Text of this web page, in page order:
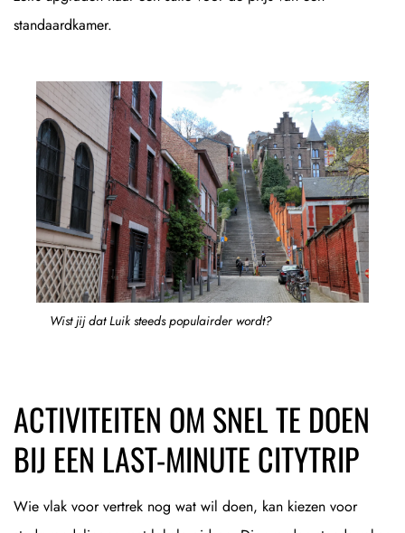
standaardkamer.
Wist jij dat Luik steeds populairder wordt?
ACTIVITEITEN OM SNEL TE DOEN
BIJ EEN LAST-MINUTE CITYTRIP
Wie vlak voor vertrek nog wat wil doen, kan kiezen voor